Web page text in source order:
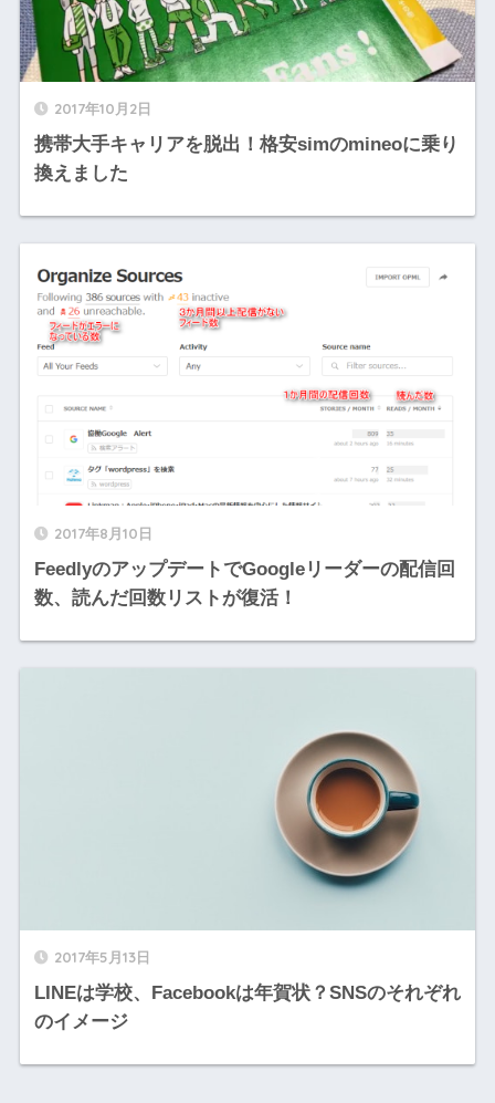
2017年10月2日
携帯大手キャリアを脱出！格安simのmineoに乗り
換えました
2017年8月10日
FeedlyのアップデートでGoogleリーダーの配信回
数、読んだ回数リストが復活！
2017年5月13日
LINEは学校、Facebookは年賀状？SNSのそれぞれ
のイメージ